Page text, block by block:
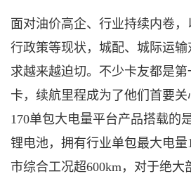
面对油价高企、行业持续内卷
行政策等现状，城配、城际运
求越来越迫切。不少卡友都是
卡，续航里程成为了他们首要
170单包大电量平台产品搭载的
锂电池，拥有行业单包最大电量
市综合工况超600km，对于绝大